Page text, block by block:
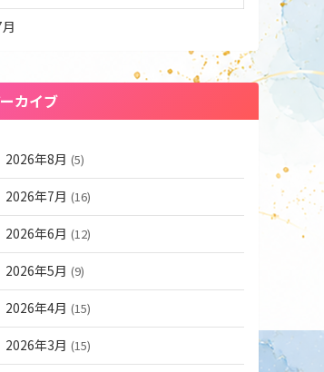
カイブ
2026年8月 (5)
2026年7月 (16)
2026年6月 (12)
2026年5月 (9)
2026年4月 (15)
2026年3月 (15)